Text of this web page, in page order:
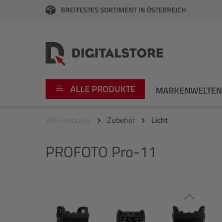
Zur Hauptnavigation springen
BREITESTES SORTIMENT IN ÖSTERREICH
ALLE PRODUKTE MARKENWELTEN
Video
Apple
Fujifilm
Nikon
Alle Produkte Zubehör Licht
PROFOTO Pro-11